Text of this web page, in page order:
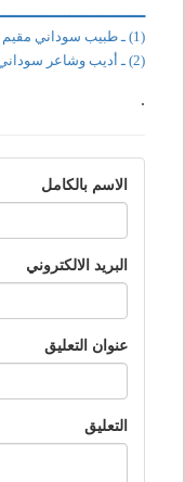
(1) ـ طبيب سوداني مقيم في برلين/ منتدى حوار الشرق والغرب.
(2) ـ أديب وشاعر سوداني مقيم في برلين.
.
الاسم بالكامل
البريد الالكتروني
عنوان التعليق
التعليق